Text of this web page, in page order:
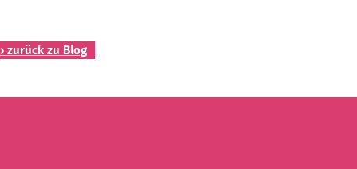
› zurück zu Blog